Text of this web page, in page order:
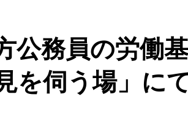
公務員の労働
を伺う場」に